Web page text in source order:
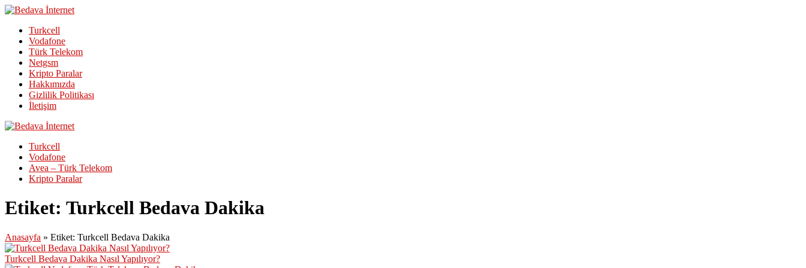
Turkcell
Vodafone
Türk Telekom
Netgsm
Kripto Paralar
Hakkımızda
Gizlilik Politikası
İletişim
Turkcell
Vodafone
Avea – Türk Telekom
Kripto Paralar
Etiket: Turkcell Bedava Dakika
Anasayfa » Etiket: Turkcell Bedava Dakika
Turkcell Bedava Dakika Nasıl Yapılıyor?